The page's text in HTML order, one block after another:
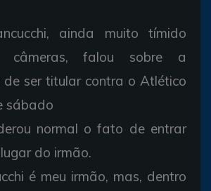
ainda muito tímido
câmeras, falou sobre a
de ser titular contra o Atlético
sábado
normal o fato de entrar
do irmão.
é meu irmão, mas, dentro